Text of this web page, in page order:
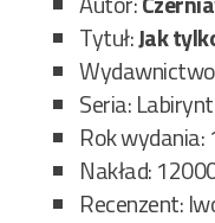
Tytuł:Jak
Seria: Labirynt
Rok wydania:
Nakład:
Recenzent: